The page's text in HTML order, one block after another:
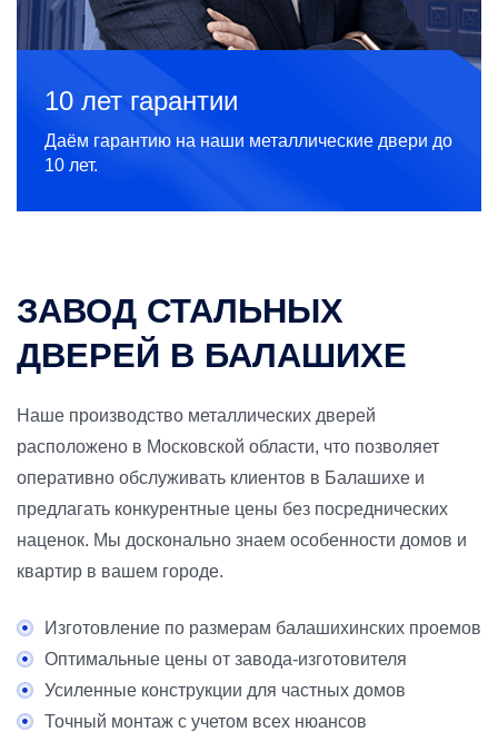
10 лет гарантии
Даём гарантию на наши металлические двери до
10 лет.
ЗАВОД СТАЛЬНЫХ
ДВЕРЕЙ В БАЛАШИХЕ
Наше производство металлических дверей
расположено в Московской области, что позволяет
оперативно обслуживать клиентов в Балашихе и
предлагать конкурентные цены без посреднических
наценок. Мы досконально знаем особенности домов и
квартир в вашем городе.
Изготовление по размерам балашихинских проемов
Оптимальные цены от завода-изготовителя
Усиленные конструкции для частных домов
Точный монтаж с учетом всех нюансов